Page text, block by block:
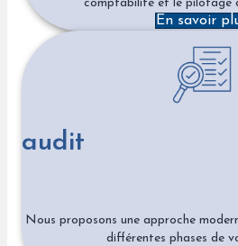
comptabilité et le pilotage
En savoir
audit
Nous proposons une approche
différentes phases de